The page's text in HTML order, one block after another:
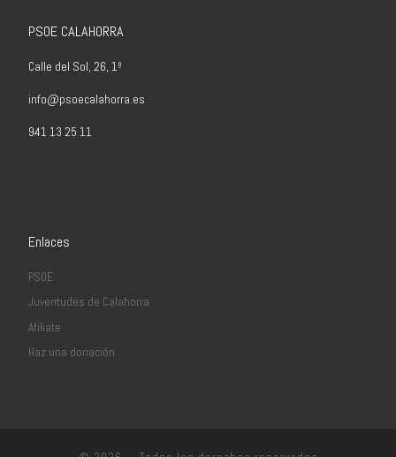
PSOE CALAHORRA
Calle del Sol, 26, 1º
info@psoecalahorra.es
941 13 25 11
Enlaces
PSOE
Juventudes de Calahorra
Afiliate
Haz una donación